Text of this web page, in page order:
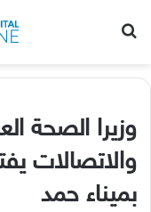
وزيرا الصحة
والاتصالات
بميناء حمد